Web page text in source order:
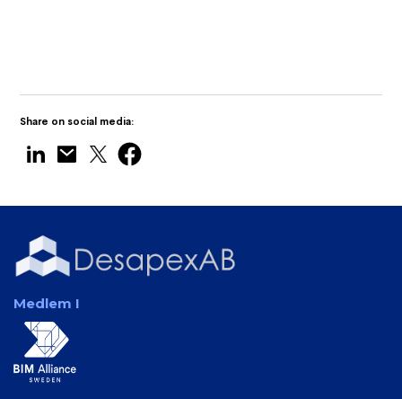
Share on social media:
Medlem I